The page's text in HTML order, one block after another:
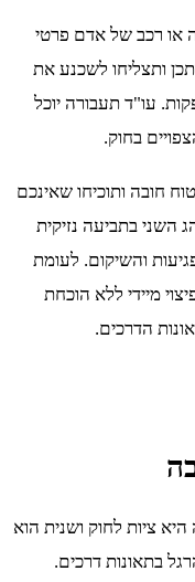
או רכב של אדם פרטי
ותצליחו לשכנע את
עו"ד תעבורה יוכל
בחוק.
חובה ותוכיחו שאינכם
השני בתביעה נזיקית
והשיקום. לעומת
מיידי ללא הוכחת
הדרכים.
ציות לחוק ושנית הוא
בתאונות דרכים.